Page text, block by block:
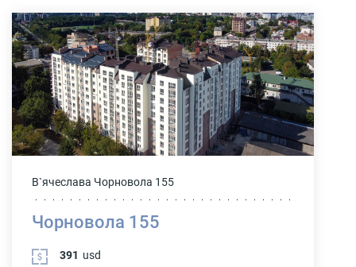
процесі завершення будівництва знаходяться будинки на
вулицях: Галицька, 98 та 112 д, 112г, 94; Шевченка, 47 а;
Коновальця, 124 а, 260, 264 а та інші новобудови.
Також слід відмітити, що компанія ТзОВ «Івано-
Франківськміськбуд» збудував церкву в селі Сілець та в селі
Колодієвка Тисменицького району, відпочинково-
розважальний комплекс в селі Черніїв і на Вовчинецьких горах
В`ячеслава Чорновола 155
Чорновола 155
391 usd